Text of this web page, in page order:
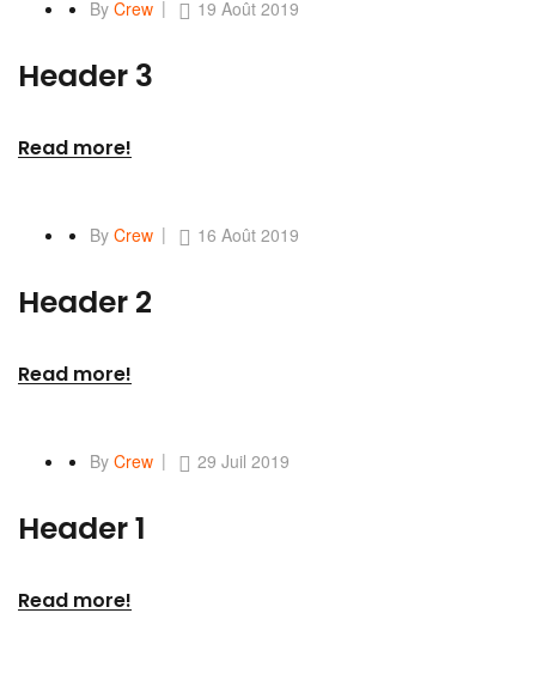
By Crew 19 Août 2019
Header 3
Read more!
By Crew 16 Août 2019
Header 2
Read more!
By Crew 29 Juil 2019
Header 1
Read more!